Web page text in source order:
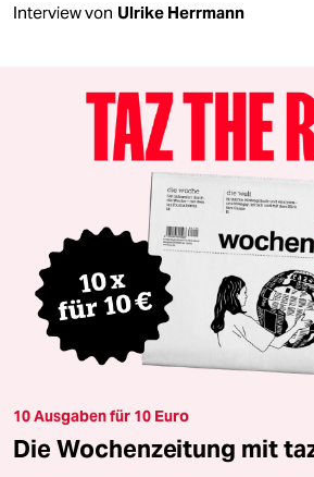
Interview von Ulrike Herrmann
10 Ausgaben für 10 Euro
Die Wochenzeitung mit